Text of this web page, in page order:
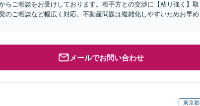
らご相談をお受けしております。相手方との交渉に【粘り強く】取
のご相談など幅広く対応。不動産問題は複雑化しやすいためお早め
メールでお問い合わせ
東京都